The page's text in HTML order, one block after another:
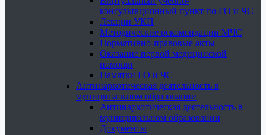
консультационный пункт по ГО и ЧС
Лекции УКП
Методические рекомендации МЧС
Нормативно-правовые акты
Оказание первой медицинской
помощи
Памятки ГО и ЧС
Антинаркотическая деятельность в
муниципальном образовании
Антинаркотическая деятельность в
муниципальном образовании
Документы